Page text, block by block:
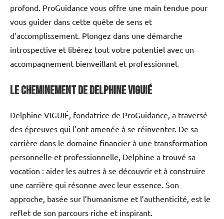
profond. ProGuidance vous offre une main tendue pour
vous guider dans cette quête de sens et
d’accomplissement. Plongez dans une démarche
introspective et libérez tout votre potentiel avec un
accompagnement bienveillant et professionnel.
Le cheminement de Delphine VIGUIÉ
Delphine VIGUIÉ, fondatrice de ProGuidance, a traversé
des épreuves qui l’ont amenée à se réinventer. De sa
carrière dans le domaine financier à une transformation
personnelle et professionnelle, Delphine a trouvé sa
vocation : aider les autres à se découvrir et à construire
une carrière qui résonne avec leur essence. Son
approche, basée sur l’humanisme et l’authenticité, est le
reflet de son parcours riche et inspirant.